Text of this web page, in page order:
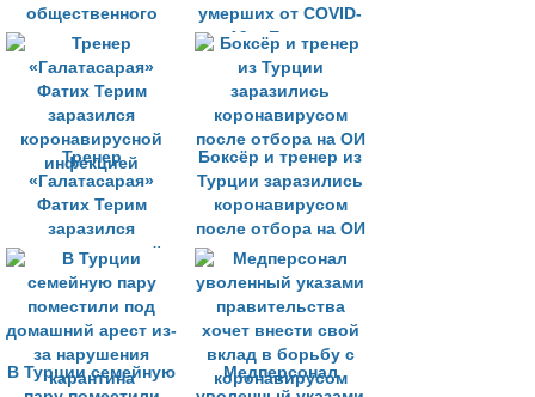
общественного
транспорта
снизился на 80%
умерших от COVID-
19 в Европе
Тренер
«Галатасарая»
Фатих Терим
заразился
коронавирусной
инфекцией
Боксёр и тренер из
Турции заразились
коронавирусом
после отбора на ОИ
В Турции семейную
Медперсонал